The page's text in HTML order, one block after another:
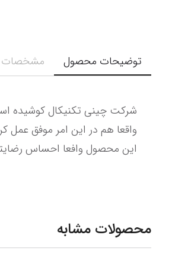
توضیحات محصول
این محصول وافعا احساس رضایتمندی
محصولات مشابه